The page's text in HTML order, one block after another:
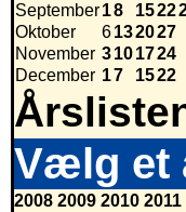
September18 1522
Oktober
6132027
November 3101724
December 17 1522
Vælg et
2008 2009 2010 2011